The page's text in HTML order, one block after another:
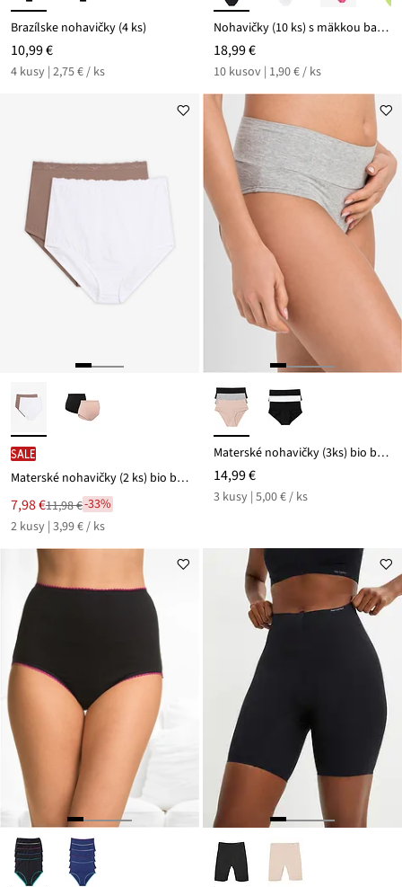
Brazílske nohavičky (4 ks)
10,99 €
4 kusy | 2,75 € / ks
Nohavičky (10 ks) s mäkkou bavlnou
18,99 €
10 kusov | 1,90 € / ks
SALE
Materské nohavičky (2 ks) bio bavlna
Nová
cena
je
7,98 €
Zľava
z
ceny
11,98 €
11,98 €-33%
2 kusy | 3,99 € / ks
Materské nohavičky (3ks) bio bavlna
14,99 €
3 kusy | 5,00 € / ks